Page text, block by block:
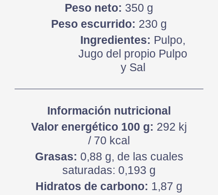
Peso neto: 350 g
Peso escurrido: 230 g
Ingredientes: Pulpo,
Jugo del propio Pulpo
y Sal
Información nutricional
Valor energético 100 g: 292 kj
/ 70 kcal
Grasas: 0,88 g, de las cuales
saturadas: 0,193 g
Hidratos de carbono: 1,87 g